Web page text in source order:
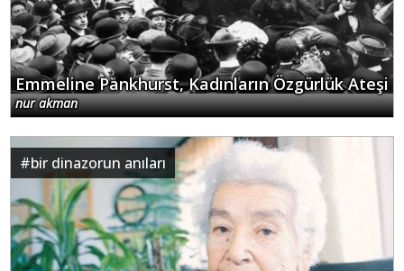
Emmeline Pankhurst, Kadınların Özgürlük Ateşi
nur akman
#bir dinazorun anıları